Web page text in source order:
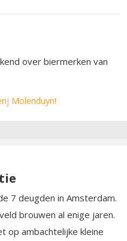
over biermerken van
Molenduyn!
7 deugden in Amsterdam.
brouwen al enige jaren.
op ambachtelijke kleine